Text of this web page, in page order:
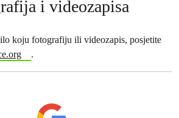
i videozapisa
koju fotografiju ili videozapis, posjetite
.